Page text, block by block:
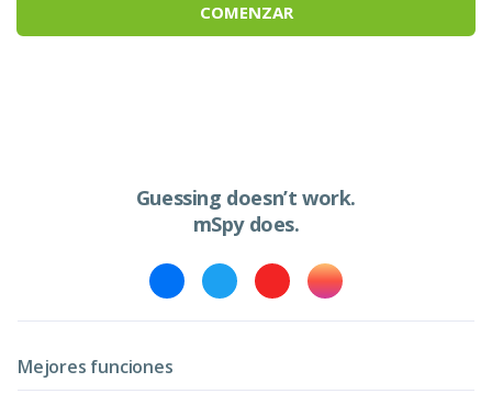
COMENZAR
Guessing doesn’t work.
mSpy does.
Mejores funciones